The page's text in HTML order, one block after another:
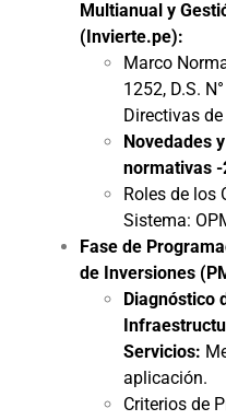
Multianual y
(Invierte.pe):
Marco
1252, D.S.
Directivas
Novedades
normativas -
Roles de los
Sistema:
Fase de
de Inversiones
Diagnóstico
Servicios:
aplicación.
Criterios de